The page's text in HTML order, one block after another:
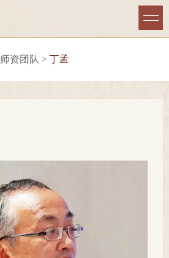
师资团队 > 丁孟